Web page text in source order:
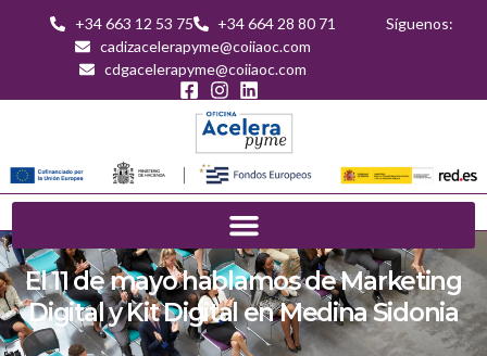
+34 663 12 53 75
+34 664 28 80 71
cadizacelerapyme@coiiaoc.com
cdgacelerapyme@coiiaoc.com
Síguenos:
El 11 de mayo hablamos de Marketing
Digital y Kit Digital en Medina Sidonia